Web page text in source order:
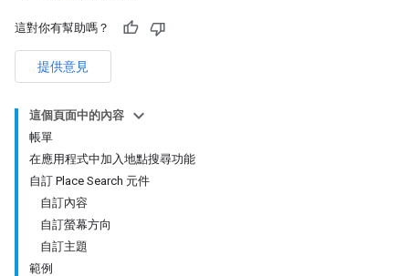
這對你有幫助嗎？
提供意見
這個頁面中的內容
帳單
在應用程式中加入地點搜尋功能
自訂 Place Search 元件
自訂內容
自訂螢幕方向
自訂主題
範例